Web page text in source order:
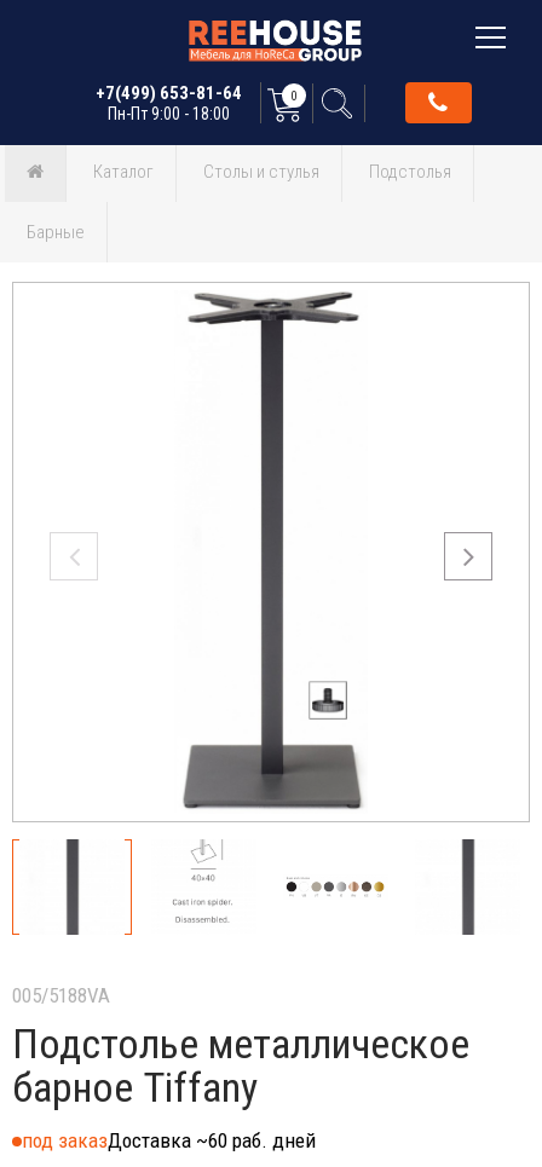
+7(499) 653-81-64
Пн-Пт 9:00 - 18:00
0
Каталог Столы и стулья Подстолья
Барные
005/5188VA
Подстолье металлическое
барное Tiffany
под заказДоставка ~60 раб. дней